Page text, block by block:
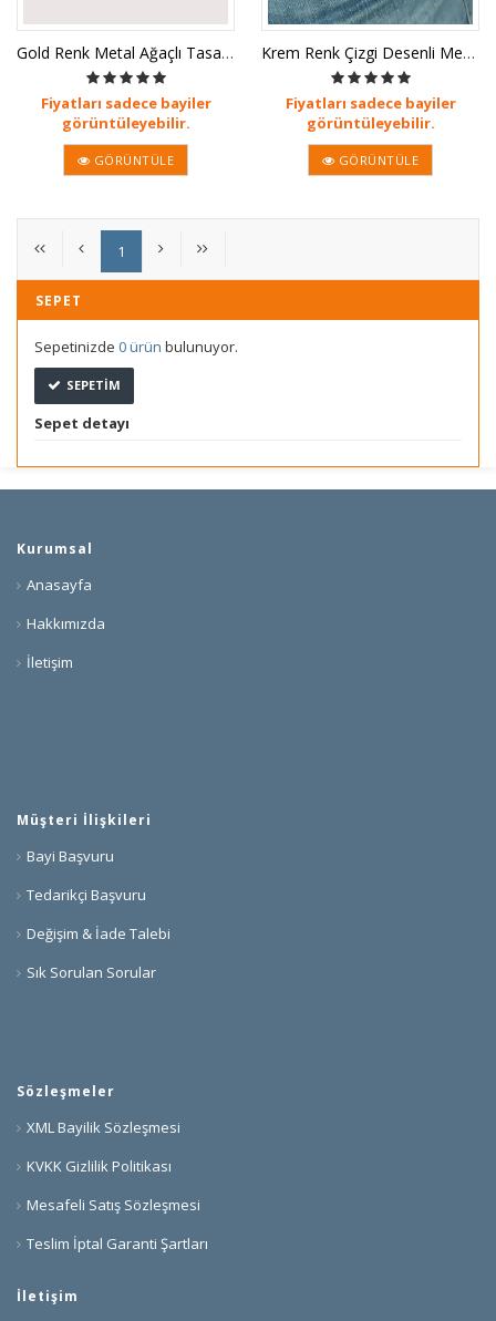
Gold Renk Metal Ağaçlı Tasarım Siya
Fiyatları sadece bayiler
görüntüleyebilir.
GÖRÜNTÜLE
Krem Renk Çizgi Desenli Metal Kanca
Fiyatları sadece bayiler
görüntüleyebilir.
GÖRÜNTÜLE
1
SEPET
Sepetinizde 0 ürün bulunuyor.
SEPETIM
Sepet detayı
Kurumsal
Anasayfa
Hakkımızda
İletişim
Müşteri İlişkileri
Bayi Başvuru
Tedarikçi Başvuru
Değişim & İade Talebi
Sık Sorulan Sorular
Sözleşmeler
XML Bayilik Sözleşmesi
KVKK Gizlilik Politikası
Mesafeli Satış Sözleşmesi
Teslim İptal Garanti Şartları
İletişim